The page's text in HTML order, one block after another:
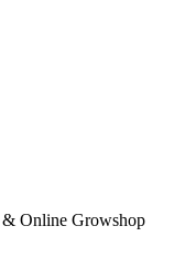
& Online Growshop